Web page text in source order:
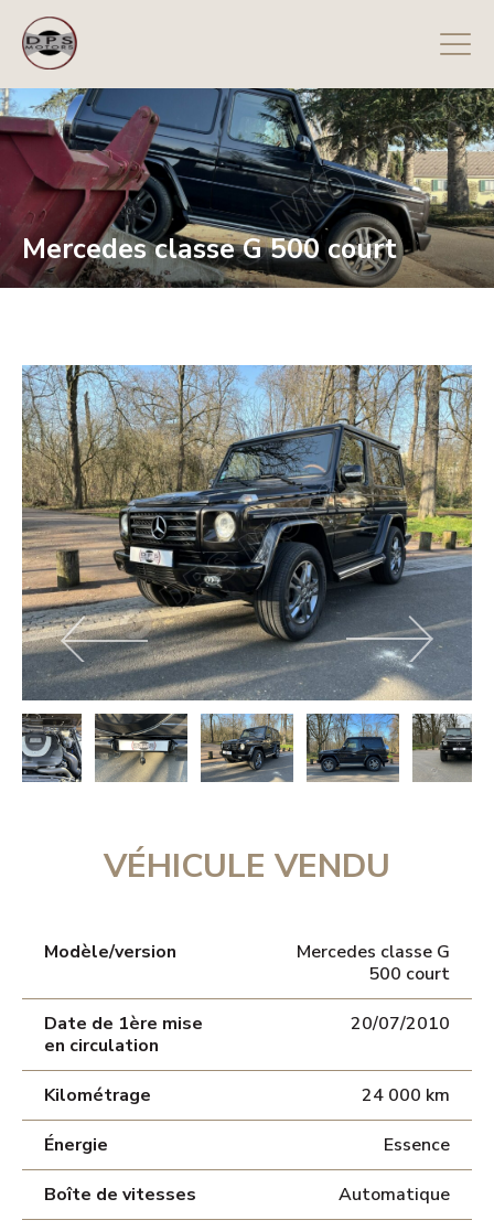
Mercedes classe G 500 court
VÉHICULE VENDU
Modèle/version
Mercedes classe G
500 court
Date de 1ère mise
en circulation
20/07/2010
Kilométrage 24 000 km
Énergie Essence
Boîte de vitesses Automatique